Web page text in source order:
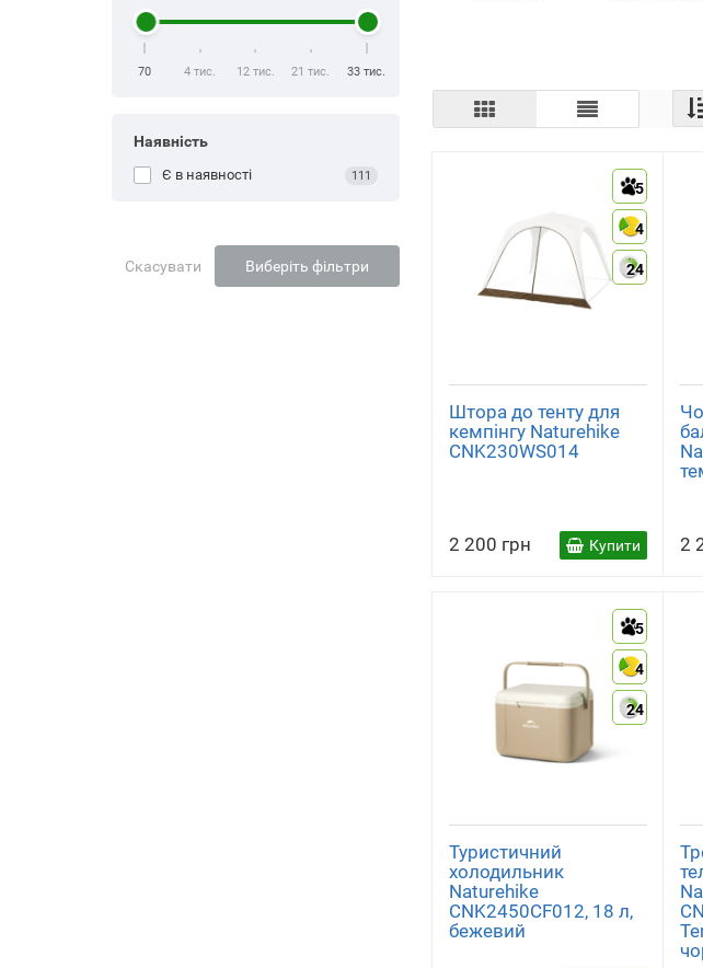
70 4 тис. 12 тис. 21 тис. 33 тис.
Наявність
Є в наявності 111
Скасувати Виберіть фільтри
5
4
24
Штора до тенту для
кемпінгу Naturehike
CNK230WS014
2 200 грн Купити 2
5
4
24
Туристичний
холодильник
Naturehike
CNK2450CF012, 18 л,
бежевий